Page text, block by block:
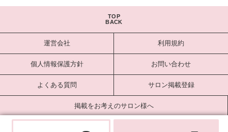
TOP
BACK
運営会社 利用規約
個人情報保護方針 お問い合わせ
よくある質問 サロン掲載登録
掲載をお考えのサロン様へ